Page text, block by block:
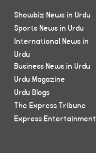
Showbiz News in Urdu
Sports News in Urdu
International News in
Urdu
Business News in Urdu
Urdu Magazine
Urdu Blogs
The Express Tribune
Express Entertainment